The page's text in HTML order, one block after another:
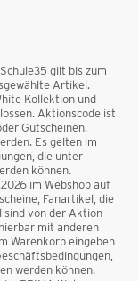
gilt bis zum
Artikel.
Kollektion und
Aktionscode ist
Gutscheinen.
Es gelten im
die unter
können.
im Webshop auf
Fanartikel, die
von der Aktion
mit anderen
Warenkorb eingeben
werden können.